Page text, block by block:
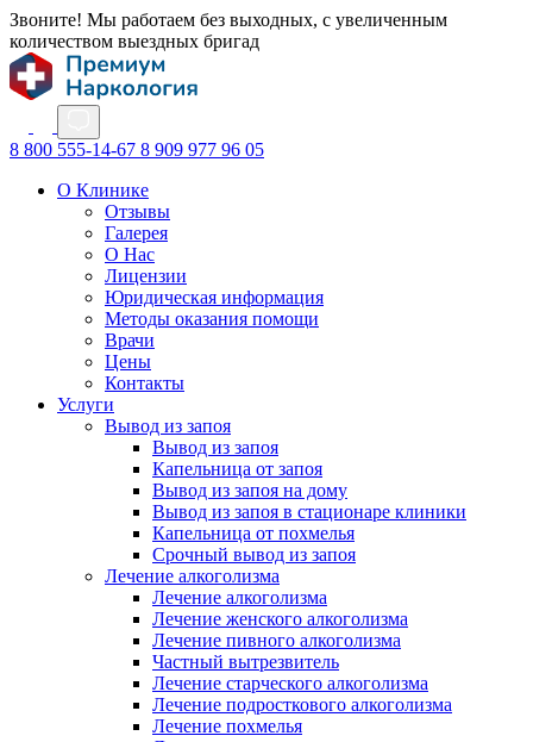
Звоните! Мы работаем без выходных, с увеличенным
количеством выездных бригад
8 800 555-14-67 8 909 977 96 05
О Клинике
Отзывы
Галерея
О Нас
Лицензии
Юридическая информация
Методы оказания помощи
Врачи
Цены
Контакты
Услуги
Вывод из запоя
Вывод из запоя
Капельница от запоя
Вывод из запоя на дому
Вывод из запоя в стационаре клиники
Капельница от похмелья
Срочный вывод из запоя
Лечение алкоголизма
Лечение алкоголизма
Лечение женского алкоголизма
Лечение пивного алкоголизма
Частный вытрезвитель
Лечение старческого алкоголизма
Лечение подросткового алкоголизма
Лечение похмелья